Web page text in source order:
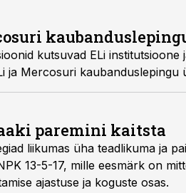
kutsuvad ELi institutsioone
ja Mercosuri kaubanduslepingu
paremini kaitsta
liikumas üha teadlikuma ja
13-5-17, mille eesmärk on
ajastuse ja koguste osas.